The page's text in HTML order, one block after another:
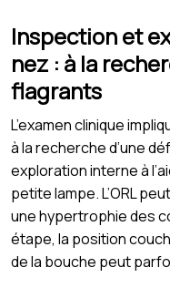
Inspection et
nez : à la
flagrants
L’examen clinique
à la recherche d’une
exploration interne à
petite lampe. L’ORL
une hypertrophie des
étape, la position
de la bouche peut